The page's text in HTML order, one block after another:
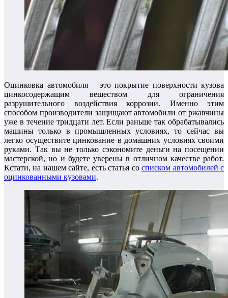
Оцинковка автомобиля – это покрытие поверхности кузова
цинкосодержащим веществом для ограничения
разрушительного воздействия коррозии. Именно этим
способом производители защищают автомобили от ржавчины
уже в течение тридцати лет. Если раньше так обрабатывались
машины только в промышленных условиях, то сейчас вы
легко осуществите цинкование в домашних условиях своими
руками. Так вы не только сэкономите деньги на посещении
мастерской, но и будете уверены в отличном качестве работ.
Кстати, на нашем сайте, есть статья сосписком автомобилей с
оцинкованными кузовами.